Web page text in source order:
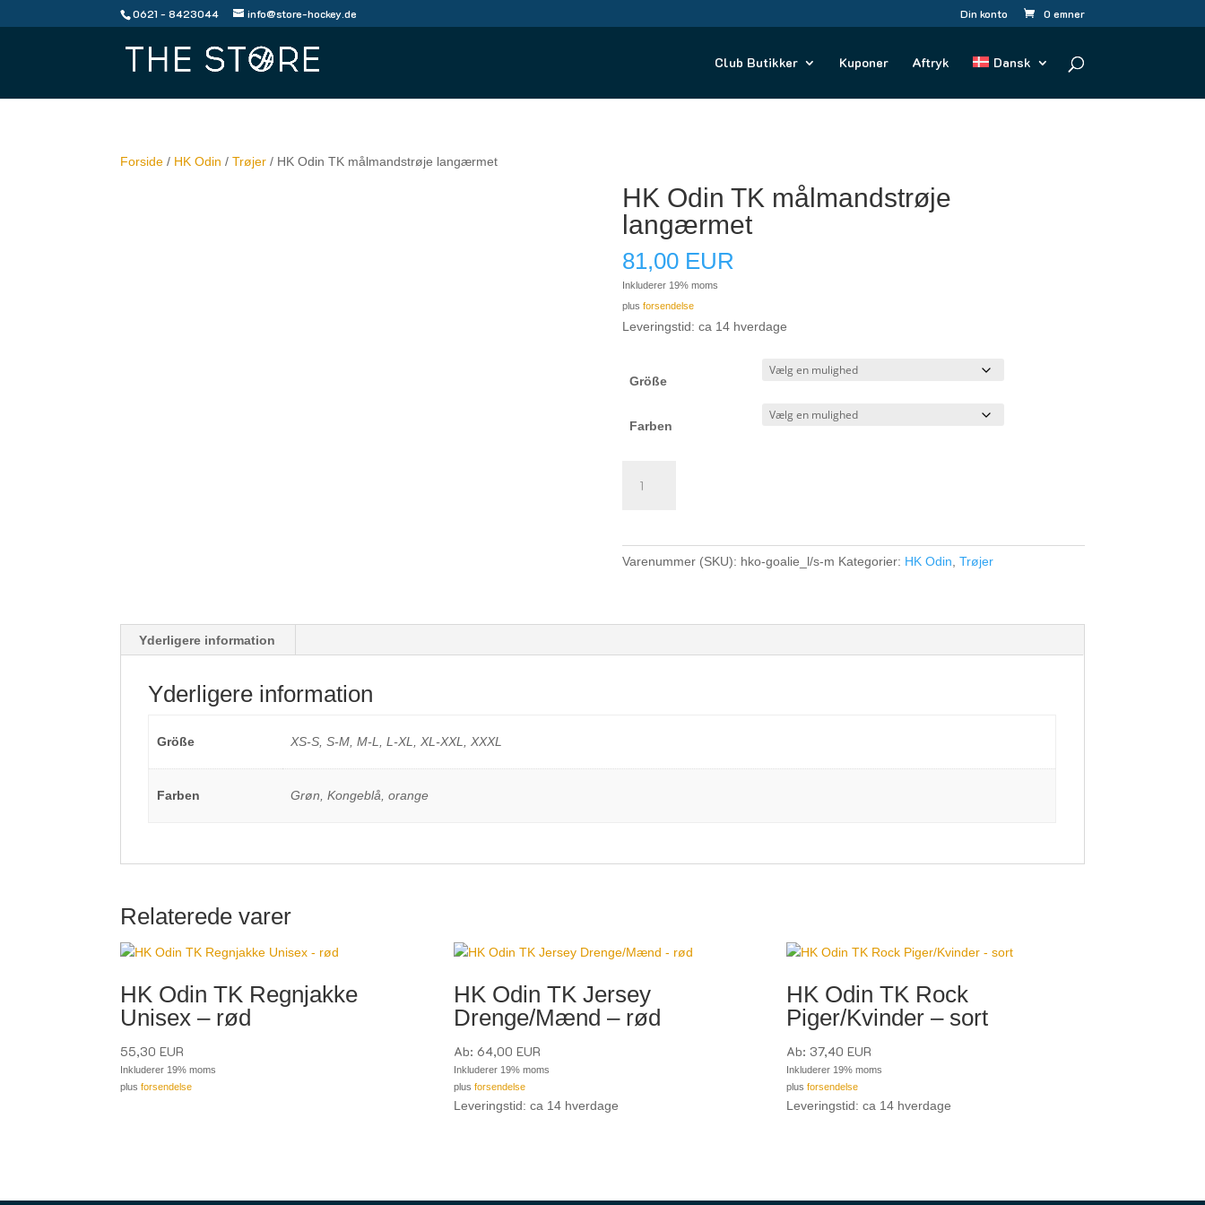
0621 - 8423044 info@store-hockey.de Din konto 0 emner
Club Butikker Kuponer Aftryk Dansk
Forside / HK Odin /Trøjer / HK Odin TK målmandstrøje langærmet
HK Odin TK målmandstrøje
langærmet
81,00EUR
Inkluderer 19% moms
plus forsendelse
Leveringstid: ca 14 hverdage
Größe
Farben
Odin
Varenummer (SKU): hko-goalie_l/s-m Kategorier: HK Odin Trøjer
Yderligere information
Yderligere information
Größe XS-S, S-M, M-L, L-XL, XL-XXL, XXXL
Farben Grøn, Kongeblå, orange
Relaterede varer
HK Odin TK Regnjakke
Unisex – rød
55,30 EUR
Inkluderer 19% moms
plusforsendelse
HK Odin TK Jersey
Drenge/Mænd – rød
Ab: 64,00 EUR
Inkluderer 19% moms
plus forsendelse
Leveringstid: ca 14 hverdage
HK Odin TK Rock
Piger/Kvinder – sort
Ab: 37,40 EUR
Inkluderer 19% moms
plusforsendelse
Leveringstid: ca 14 hverdage